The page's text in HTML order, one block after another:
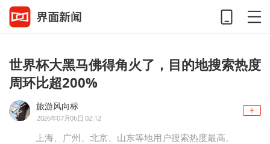
世界杯大黑马佛得角火了，目的地搜索热度
周环比超200%
旅游风向标
2026年07月06日 02:12
上海、广州、北京、山东等地用户搜索热度最高。